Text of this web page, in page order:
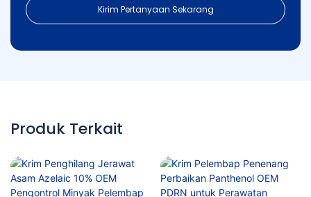
Kirim Pertanyaan Sekarang
Produk Terkait